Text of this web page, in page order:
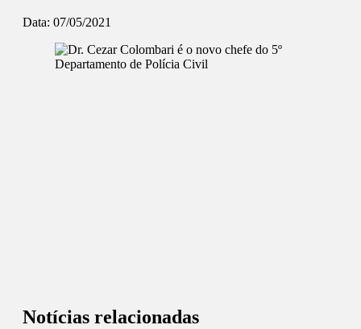
Data: 07/05/2021
Notícias relacionadas